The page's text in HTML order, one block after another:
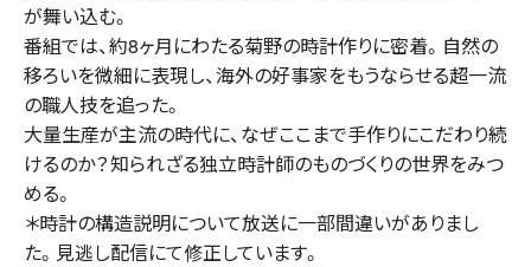
が舞い込む。
番組では、約8ヶ月にわたる菊野の時計作りに密着。自然の
移ろいを微細に表現し、海外の好事家をもうならせる超一流
の職人技を追った。
大量生産が主流の時代に、なぜここまで手作りにこだわり続
けるのか？知られざる独立時計師のものづくりの世界をみつ
める。
＊時計の構造説明について放送に一部間違いがありまし
た。見逃し配信にて修正しています。